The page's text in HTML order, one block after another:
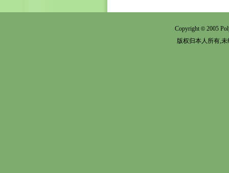
Copyright© 2005
版权归本人所有,